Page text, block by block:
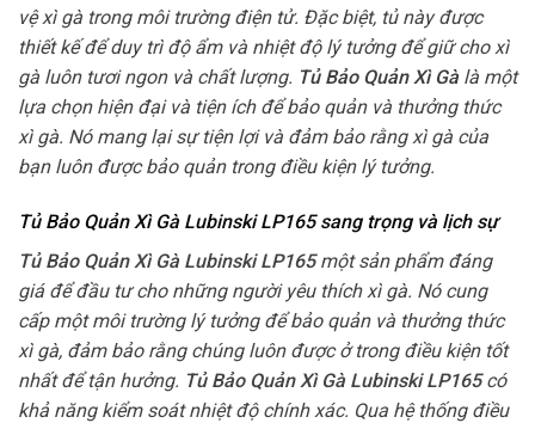
vệ xì gà trong môi trường điện tử. Đặc biệt, tủ này được
thiết kế để duy trì độ ẩm và nhiệt độ lý tưởng để giữ cho xì
gà luôn tươi ngon và chất lượng. Tủ Bảo Quản Xì Gàlà một
lựa chọn hiện đại và tiện ích để bảo quản và thưởng thức
xì gà. Nó mang lại sự tiện lợi và đảm bảo rằng xì gà của
bạn luôn được bảo quản trong điều kiện lý tưởng.
Tủ Bảo Quản Xì Gà Lubinski LP165 sang trọng và lịch sự
Tủ Bảo Quản Xì Gà Lubinski LP165một sản phẩm đáng
giá để đầu tư cho những người yêu thích xì gà. Nó cung
cấp một môi trường lý tưởng để bảo quản và thưởng thức
xì gà, đảm bảo rằng chúng luôn được ở trong điều kiện tốt
nhất để tận hưởng. Tủ Bảo Quản Xì Gà Lubinski LP165có
khả năng kiểm soát nhiệt độ chính xác. Qua hệ thống điều